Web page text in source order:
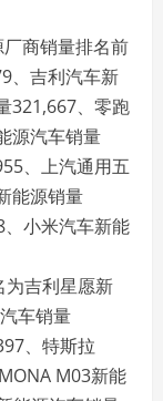
商销量排名前
、吉利汽车新
321,667、零跑
源汽车销量
、上汽通用五
能源销量
小米汽车新能
为吉利星愿新
车销量
、特斯拉
M03新能